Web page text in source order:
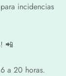
incidencias
📲
a 20 horas.